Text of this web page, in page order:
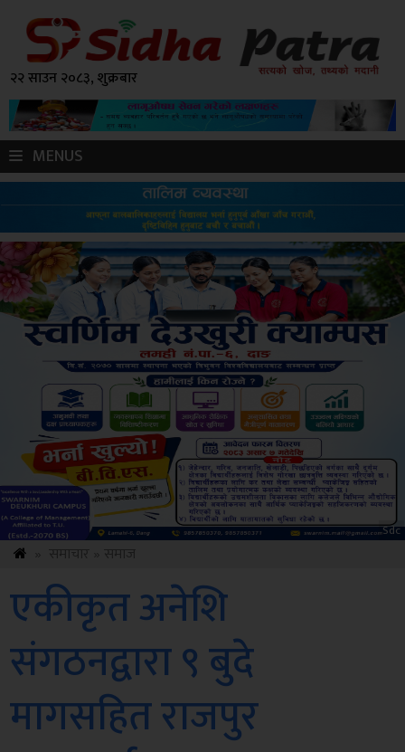
२२ साउन २०८३, शुक्रबार
MENUS
Sdc
एकीकृत अनेशि
संगठनद्वारा ९ बुदे
मागसहित राजपुर